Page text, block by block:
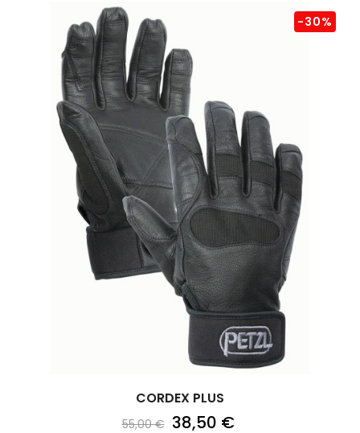
CORDEX PLUS
55,00 €
-30%
38,50 €